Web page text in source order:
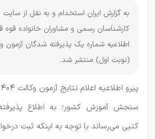
به گزارش ایران استخدام و به نقل از سایت
کارشناسان رسمی و مشاوران خانواده قوه
(نوبت اول) منتشر شد.
سنجش آموزش کشور؛ به اطلاع
کتبی می‌رساند با توجه به اینکه ثبت